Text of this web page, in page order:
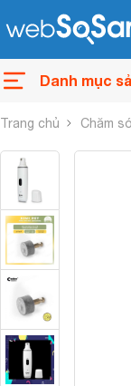
Danh mục
Trang chủ Chăm